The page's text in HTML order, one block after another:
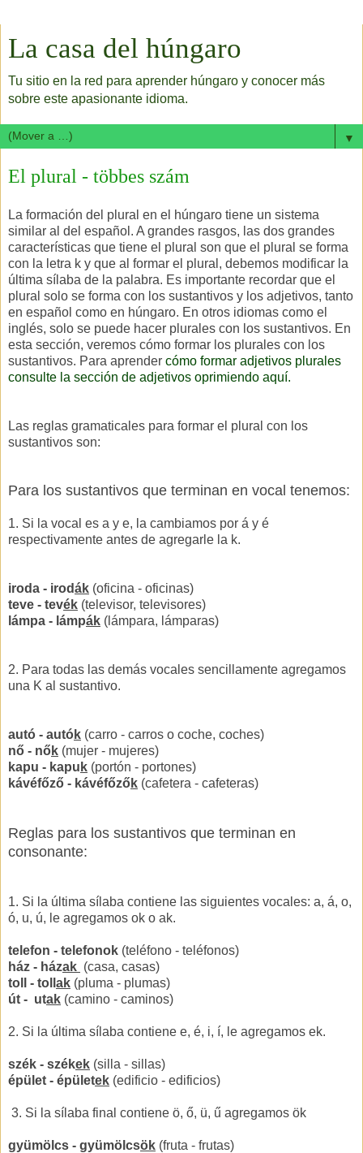
La casa del húngaro
Tu sitio en la red para aprender húngaro y conocer más
sobre este apasionante idioma.
▼
El plural - többes szám
La formación del plural en el húngaro tiene un sistema
similar al del español. A grandes rasgos, las dos grandes
características que tiene el plural son que el plural se forma
con la letra k y que al formar el plural, debemos modificar la
última sílaba de la palabra. Es importante recordar que el
plural solo se forma con los sustantivos y los adjetivos, tanto
en español como en húngaro. En otros idiomas como el
inglés, solo se puede hacer plurales con los sustantivos. En
esta sección, veremos cómo formar los plurales con los
sustantivos. Para aprender cómo formar adjetivos plurales
consulte la sección de adjetivos oprimiendo aquí.
Las reglas gramaticales para formar el plural con los
sustantivos son:
Para los sustantivos que terminan en vocal tenemos:
1. Si la vocal es a y e, la cambiamos por á y é
respectivamente antes de agregarle la k.
iroda - irodák (oficina - oficinas)
teve - tevék (televisor, televisores)
lámpa - lámpák (lámpara, lámparas)
2. Para todas las demás vocales sencillamente agregamos
una K al sustantivo.
autó - autók (carro - carros o coche, coches)
nő - nők (mujer - mujeres)
kapu - kapu k (portón - portones)
kávéfőző - kávéfőzők (cafetera - cafeteras)
Reglas para los sustantivos que terminan en
consonante:
1. Si la última sílaba contiene las siguientes vocales: a, á, o,
ó, u, ú, le agregamos ok o ak.
telefon - telefonok (teléfono - teléfonos)
ház - házak (casa, casas)
toll - toll ak (pluma - plumas)
út - utak (camino - caminos)
2. Si la última sílaba contiene e, é, i, í, le agregamos ek.
szék - székek (silla - sillas)
épület - épületek (edificio - edificios)
3. Si la sílaba final contiene ö, ő, ü, ű agregamos ök
gyümölcs - gyümölcsök (fruta - frutas)